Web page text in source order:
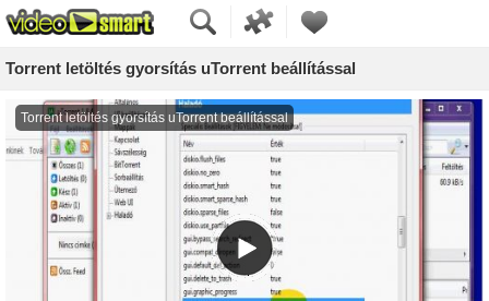
Torrent letöltés gyorsítás uTorrent beállítással